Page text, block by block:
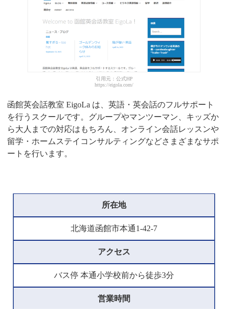
引用元：公式HP
https://eigola.com/
函館英会話教室 EigoLa は、英語・英会話のフルサポート
を行うスクールです。グループやマンツーマン、キッズか
ら大人までの対応はもちろん、オンライン会話レッスンや
留学・ホームステイコンサルティングなどさまざまなサポ
ートを行います。
所在地
北海道函館市本通1-42-7
アクセス
バス停 本通小学校前から徒歩3分
営業時間